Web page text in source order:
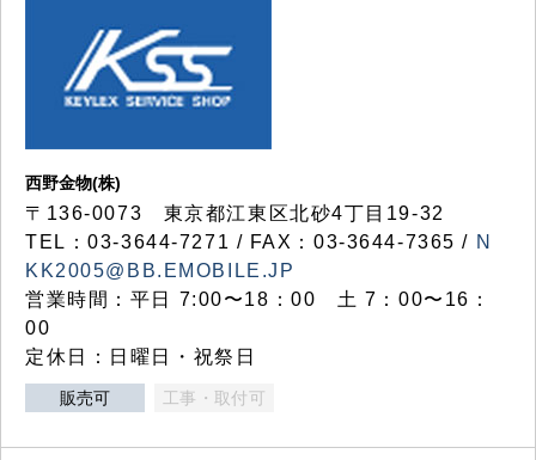
西野金物(株)
〒136-0073 東京都江東区北砂4丁目19-32
TEL：03‐3644‐7271 / FAX：03-3644-7365 / N
KK2005@BB.EMOBILE.JP
営業時間：平日 7:00〜18：00 土 7：00〜16：
00
定休日：日曜日・祝祭日
販売可 工事・取付可